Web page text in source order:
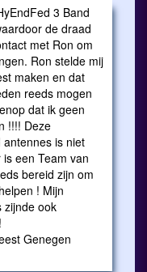
3 Band
de draad
met Ron om
Ron stelde mij
maken en dat
reeds mogen
dat ik geen
!!!! Deze
is niet
een Team van
bereid zijn om
! Mijn
zijnde ook
Genegen